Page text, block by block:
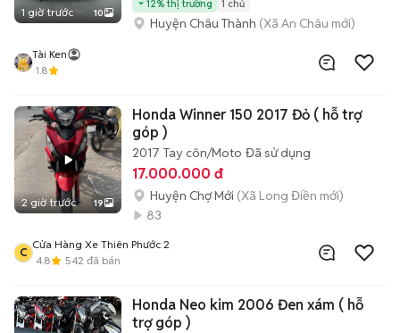
1 giờ trước 10
12% thị trường 1 chủ
Huyện Châu Thành (Xã An Châu mới)
Tài Ken
1.8
2 giờ trước 19
Honda Winner 150 2017 Đỏ ( hỗ trợ
góp )
2017 Tay côn/Moto Đã sử dụng
17.000.000 đ
Huyện Chợ Mới (Xã Long Điền mới)
83
C
Cửa Hàng Xe Thiên Phước 2
4.8
542 đã bán
Honda Neo kim 2006 Đen xám ( hỗ
trợ góp )